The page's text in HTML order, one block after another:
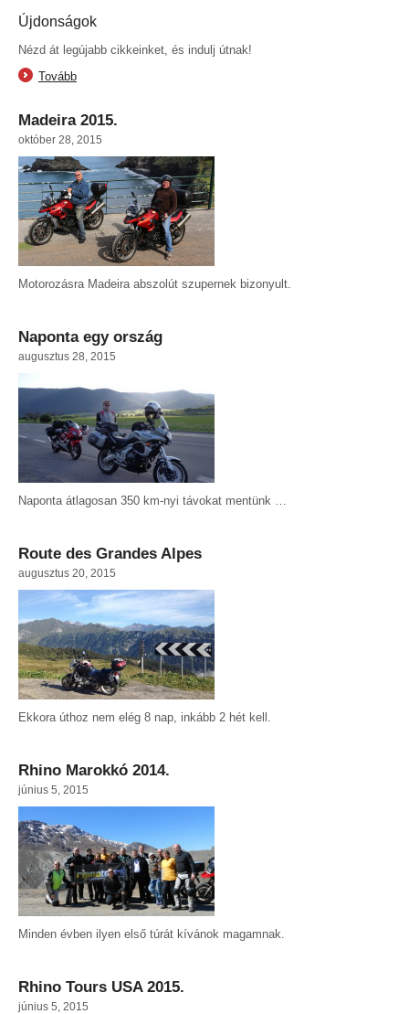
Újdonságok
Nézd át legújabb cikkeinket, és indulj útnak!
Tovább
Madeira 2015.
október 28, 2015
Motorozásra Madeira abszolút szupernek bizonyult.
Naponta egy ország
augusztus 28, 2015
Naponta átlagosan 350 km-nyi távokat mentünk …
Route des Grandes Alpes
augusztus 20, 2015
Ekkora úthoz nem elég 8 nap, inkább 2 hét kell.
Rhino Marokkó 2014.
június 5, 2015
Minden évben ilyen első túrát kívánok magamnak.
Rhino Tours USA 2015.
június 5, 2015